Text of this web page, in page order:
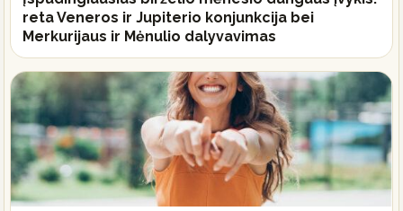
reta Veneros ir Jupiterio konjunkcija bei
Merkurijaus ir Mėnulio dalyvavimas